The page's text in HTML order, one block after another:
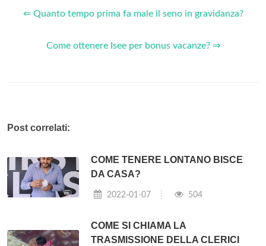
⇐ Quanto tempo prima fa male il seno in gravidanza?
Come ottenere Isee per bonus vacanze? ⇒
Post correlati:
COME TENERE LONTANO BISCE
DA CASA?
2022-01-07 504
COME SI CHIAMA LA
TRASMISSIONE DELLA CLERICI